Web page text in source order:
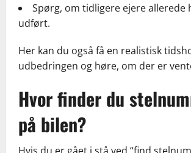
Spørg, om tidligere ejere allerede
udført.
Her kan du også få en realistisk
udbedringen og høre, om der er
Hvor finder du
på bilen?